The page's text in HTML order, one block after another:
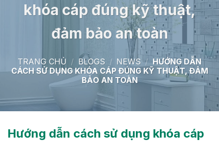
khóa cáp đúng kỹ thuật,
đảm bảo an toàn
TRANG CHỦ / BLOGS / NEWS / HƯỚNG DẪN
CÁCH SỬ DỤNG KHÓA CÁP ĐÚNG KỸ THUẬT, ĐẢM
BẢO AN TOÀN
Hướng dẫn cách sử dụng khóa cáp